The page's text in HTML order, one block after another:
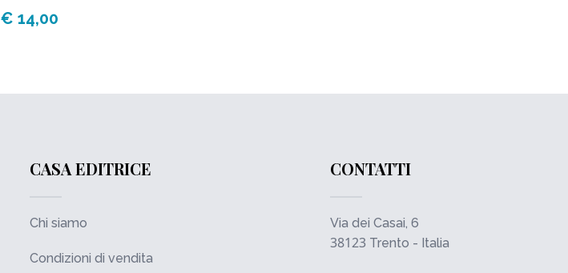
€ 14,00
CASA EDITRICE
Chi siamo
Condizioni di vendita
CONTATTI
Via dei Casai, 6
38123 Trento - Italia